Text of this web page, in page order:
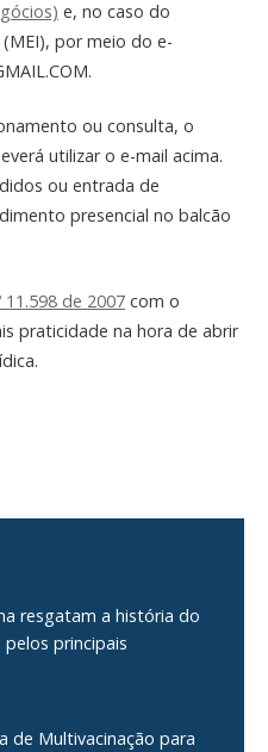
e, no caso do
por meio do e-
ou consulta, o
utilizar o e-mail acima.
ou entrada de
presencial no balcão
11.598 de 2007 com o
praticidade na hora de abrir
resgatam a história do
principais
de Multivacinação para